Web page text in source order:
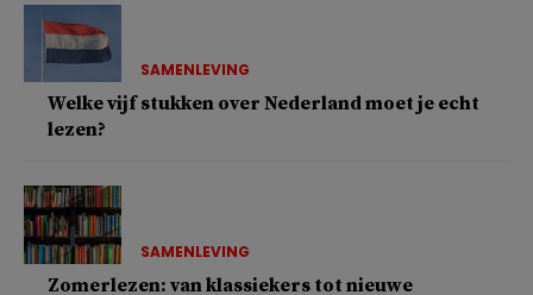
SAMENLEVING
Welke vijf stukken over Nederland moet je echt
lezen?
SAMENLEVING
Zomerlezen: van klassiekers tot nieuwe